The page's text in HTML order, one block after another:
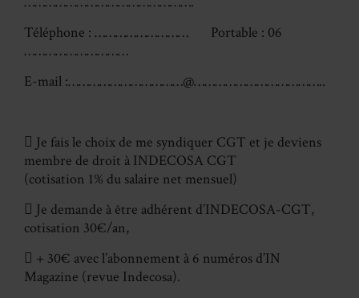
Téléphone : ……………………… Portable : 06
…………………………
E-mail :……………………………@………………………………..
 Je fais le choix de me syndiquer CGT et je deviens
membre de droit à INDECOSA CGT
(cotisation 1% du salaire net mensuel)
 Je demande à être adhérent d’INDECOSA-CGT,
cotisation 30€/an,
 + 30€ avec l’abonnement à 6 numéros d’IN
Magazine (revue Indecosa).